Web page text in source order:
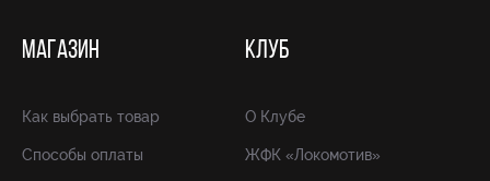
МАГАЗИН
Как выбрать товар
Способы оплаты
КЛУБ
О Клубе
ЖФК «Локомотив»